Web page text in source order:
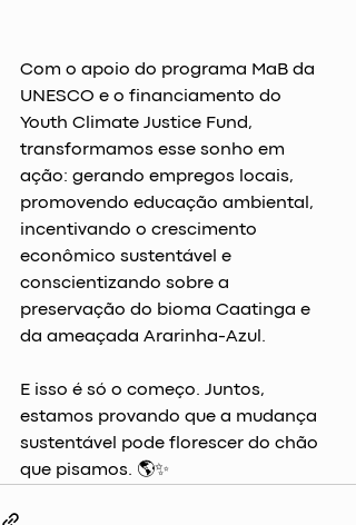
Com o apoio do programa MaB da
UNESCO e o financiamento do
Youth Climate Justice Fund,
transformamos esse sonho em
ação: gerando empregos locais,
promovendo educação ambiental,
incentivando o crescimento
econômico sustentável e
conscientizando sobre a
preservação do bioma Caatinga e
da ameaçada Ararinha-Azul.
E isso é só o começo. Juntos,
estamos provando que a mudança
sustentável pode florescer do chão
que pisamos. 🌎✨